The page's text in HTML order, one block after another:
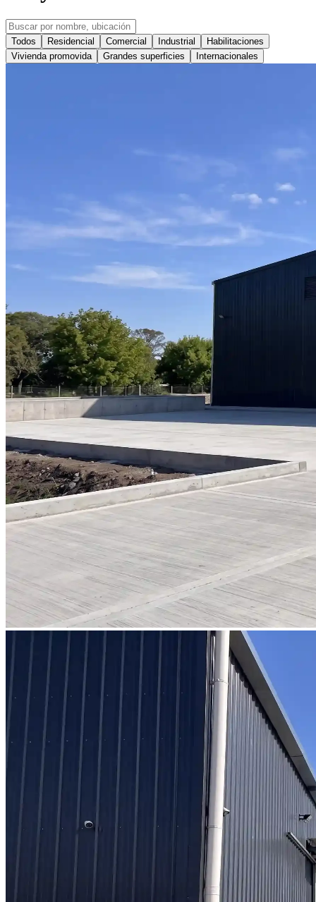
Todos Residencial Comercial Industrial
Habilitaciones
Vivienda promovida
Grandes superficies Internacionales